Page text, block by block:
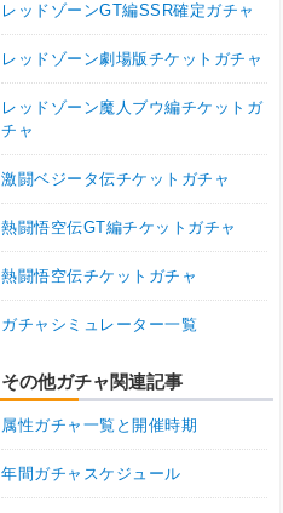
レッドゾーンGT編SSR確定ガチャ
レッドゾーン劇場版チケットガチャ
レッドゾーン魔人ブウ編チケットガ
チャ
激闘ベジータ伝チケットガチャ
熱闘悟空伝GT編チケットガチャ
熱闘悟空伝チケットガチャ
ガチャシミュレーター一覧
その他ガチャ関連記事
属性ガチャ一覧と開催時期
年間ガチャスケジュール